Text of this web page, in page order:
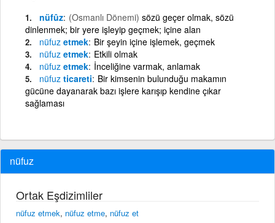
nüfûz (Osmanlı Dönemi) sözü geçer olmak, sözü
dinlenmek; bir yere işleyip geçmek; içine alan
nüfuz etmek Bir şeyin içine işlemek, geçmek
nüfuz etmek Etkili olmak
nüfuz etmek İnceliğine varmak, anlamak
nüfuz ticareti Bir kimsenin bulunduğu makamın
gücüne dayanarak bazı işlere karışıp kendine çıkar
sağlaması
nüfuz
Ortak Eşdizimliler
nüfuz etmek, nüfuz etme, nüfuz et